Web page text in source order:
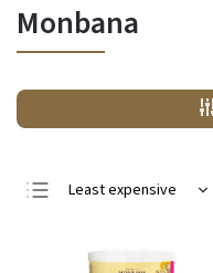
Monbana
Least expensive
Bestsellers